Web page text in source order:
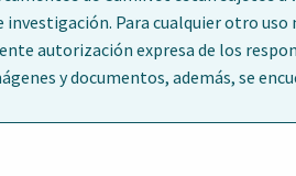
investigación. Para cualquier otro
autorización expresa de los
y documentos, además, se